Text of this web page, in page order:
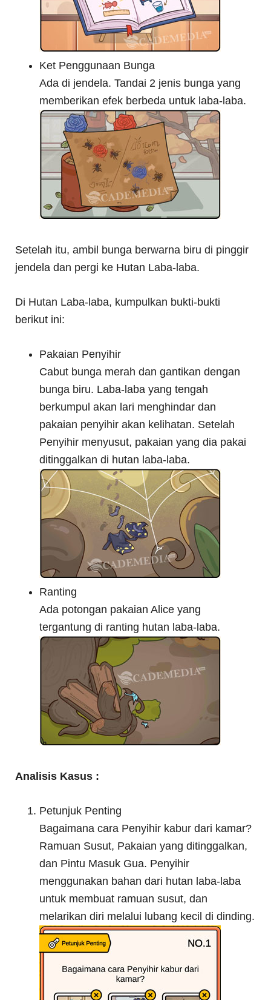
Ket Penggunaan Bunga
Ada di jendela. Tandai 2 jenis bunga yang
memberikan efek berbeda untuk laba-laba.
Setelah itu, ambil bunga berwarna biru di pinggir
jendela dan pergi ke Hutan Laba-laba.
Di Hutan Laba-laba, kumpulkan bukti-bukti
berikut ini:
Pakaian Penyihir
Cabut bunga merah dan gantikan dengan
bunga biru. Laba-laba yang tengah
berkumpul akan lari menghindar dan
pakaian penyihir akan kelihatan. Setelah
Penyihir menyusut, pakaian yang dia pakai
ditinggalkan di hutan laba-laba.
Ranting
Ada potongan pakaian Alice yang
tergantung di ranting hutan laba-laba.
Analisis Kasus :
Petunjuk Penting
Bagaimana cara Penyihir kabur dari kamar?
Ramuan Susut, Pakaian yang ditinggalkan,
dan Pintu Masuk Gua. Penyihir
menggunakan bahan dari hutan laba-laba
untuk membuat ramuan susut, dan
melarikan diri melalui lubang kecil di dinding.